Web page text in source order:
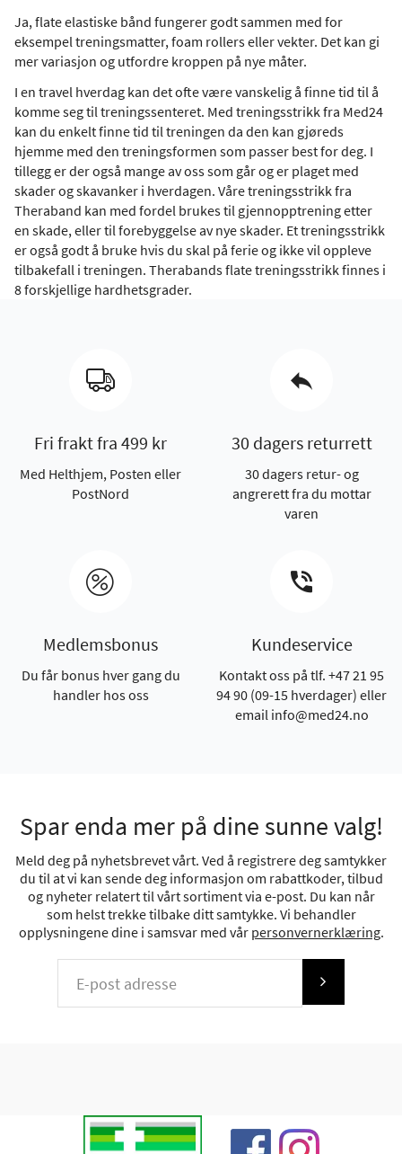
Ja, flate elastiske bånd fungerer godt sammen med for
eksempel treningsmatter, foam rollers eller vekter. Det kan gi
mer variasjon og utfordre kroppen på nye måter.
I en travel hverdag kan det ofte være vanskelig å finne tid til å
komme seg til treningssenteret. Med treningsstrikk fra Med24
kan du enkelt finne tid til treningen da den kan gjøreds
hjemme med den treningsformen som passer best for deg. I
tillegg er der også mange av oss som går og er plaget med
skader og skavanker i hverdagen. Våre treningsstrikk fra
Theraband kan med fordel brukes til gjennopptrening etter
en skade, eller til forebyggelse av nye skader. Et treningsstrikk
er også godt å bruke hvis du skal på ferie og ikke vil oppleve
tilbakefall i treningen. Therabands flate treningsstrikk finnes i
8 forskjellige hardhetsgrader.
Fri frakt fra 499 kr
Med Helthjem, Posten eller
PostNord
30 dagers returrett
30 dagers retur- og
angrerett fra du mottar
varen
Medlemsbonus
Du får bonus hver gang du
handler hos oss
Kundeservice
Kontakt oss på tlf. +47 21 95
94 90 (09-15 hverdager) eller
email info@med24.no
Spar enda mer på dine sunne valg!
Meld deg på nyhetsbrevet vårt. Ved å registrere deg samtykker
du til at vi kan sende deg informasjon om rabattkoder, tilbud
og nyheter relatert til vårt sortiment via e-post. Du kan når
som helst trekke tilbake ditt samtykke. Vi behandler
opplysningene dine i samsvar med vår personvernerklæring.